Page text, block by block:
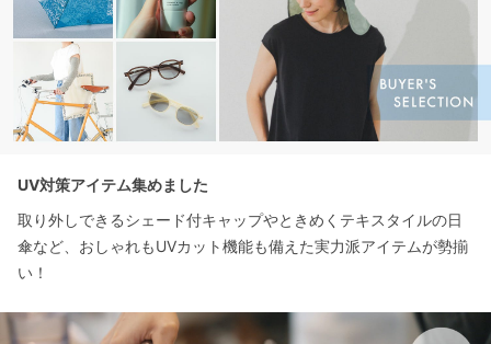
UV対策アイテム集めました
取り外しできるシェード付キャップやときめくテキスタイルの日
傘など、おしゃれもUVカット機能も備えた実力派アイテムが勢揃
い！